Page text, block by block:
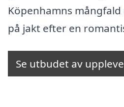
Köpenhamns
på jakt efter en
Se utbudet av